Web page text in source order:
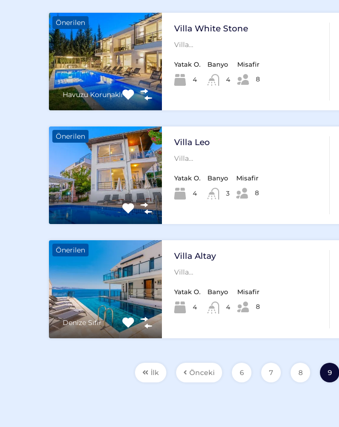
Önerilen
Havuzu Korunaklı
Villa White Stone
Villa…
Yatak O.
4
Banyo
4
Misafir
8
Önerilen
Villa Leo
Villa…
Yatak O.
4
Banyo
3
Misafir
8
Önerilen
Denize Sıfır
Villa Altay
Villa…
Yatak O.
4
Banyo
4
Misafir
8
İlk Önceki 6 7 8 9